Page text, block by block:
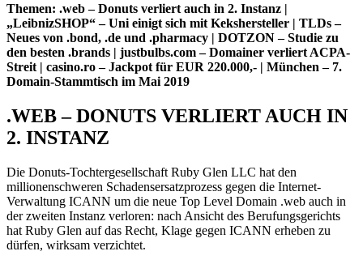
Themen: .web – Donuts verliert auch in 2. Instanz |
„LeibnizSHOP“ – Uni einigt sich mit Kekshersteller | TLDs –
Neues von .bond, .de und .pharmacy | DOTZON – Studie zu
den besten .brands | justbulbs.com – Domainer verliert ACPA-
Streit | casino.ro – Jackpot für EUR 220.000,- | München – 7.
Domain-Stammtisch im Mai 2019
.WEB – DONUTS VERLIERT AUCH IN
2. INSTANZ
Die Donuts-Tochtergesellschaft Ruby Glen LLC hat den
millionenschweren Schadensersatzprozess gegen die Internet-
Verwaltung ICANN um die neue Top Level Domain .web auch in
der zweiten Instanz verloren: nach Ansicht des Berufungsgerichts
hat Ruby Glen auf das Recht, Klage gegen ICANN erheben zu
dürfen, wirksam verzichtet.